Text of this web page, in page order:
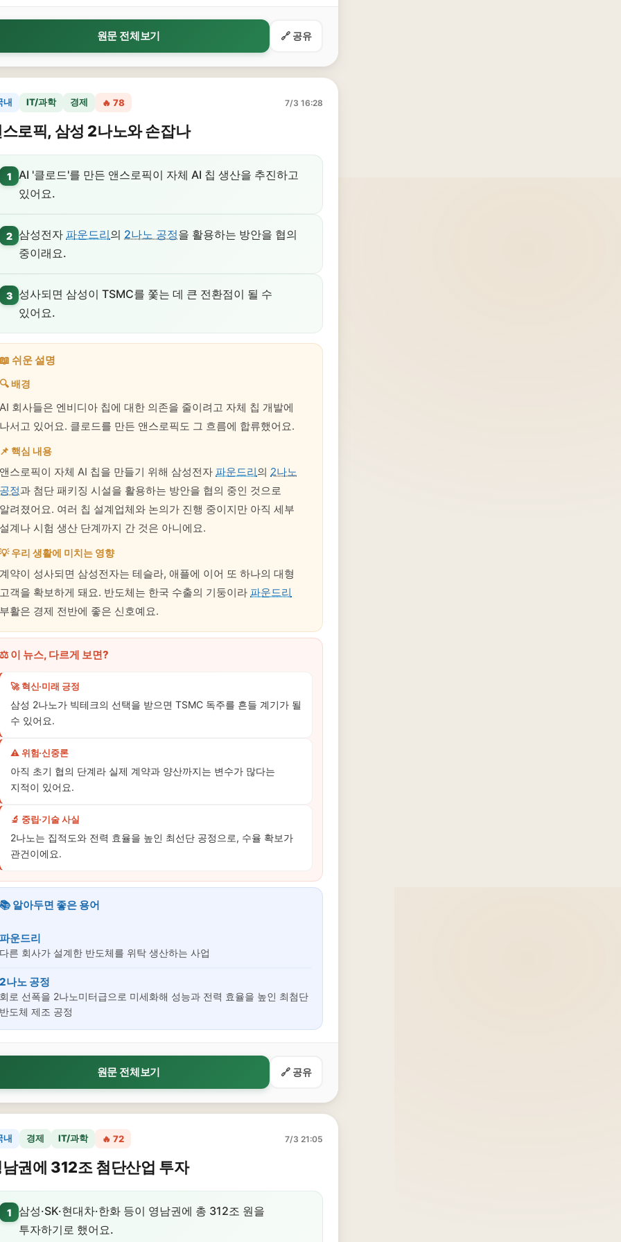
원문 전체보기 🔗 공유
내 IT/과학 경제 🔥 78 7/3 16:28
로픽, 삼성 2나노와 손잡나
1
AI '클로드'를 만든 앤스로픽이 자체 AI 칩 생산을 추진하고
있어요.
2 삼성전자 파운드리의 2나노 공정을 활용하는 방안을 협의
중이래요.
3
성사되면 삼성이 TSMC를 쫓는 데 큰 전환점이 될 수
있어요.
📖 쉬운 설명
🔍 배경
AI 회사들은 엔비디아 칩에 대한 의존을 줄이려고 자체 칩 개발에
나서고 있어요. 클로드를 만든 앤스로픽도 그 흐름에 합류했어요.
📌 핵심 내용
앤스로픽이 자체 AI 칩을 만들기 위해 삼성전자 파운드리의 2나노
공정과 첨단 패키징 시설을 활용하는 방안을 협의 중인 것으로
알려졌어요. 여러 칩 설계업체와 논의가 진행 중이지만 아직 세부
설계나 시험 생산 단계까지 간 것은 아니에요.
💡 우리 생활에 미치는 영향
계약이 성사되면 삼성전자는 테슬라, 애플에 이어 또 하나의 대형
고객을 확보하게 돼요. 반도체는 한국 수출의 기둥이라 파운드리
부활은 경제 전반에 좋은 신호예요.
⚖️ 이 뉴스, 다르게 보면?
🚀 혁신·미래 긍정
삼성 2나노가 빅테크의 선택을 받으면 TSMC 독주를 흔들 계기가 될
수 있어요.
⚠️ 위험·신중론
아직 초기 협의 단계라 실제 계약과 양산까지는 변수가 많다는
지적이 있어요.
🔬 중립·기술 사실
2나노는 집적도와 전력 효율을 높인 최선단 공정으로, 수율 확보가
관건이에요.
📚 알아두면 좋은 용어
파운드리
다른 회사가 설계한 반도체를 위탁 생산하는 사업
2나노 공정
회로 선폭을 2나노미터급으로 미세화해 성능과 전력 효율을 높인 최첨단
반도체 제조 공정
원문 전체보기 🔗 공유
내 경제 IT/과학 🔥 72 7/3 21:05
권에 312조 첨단산업 투자
1
삼성·SK·현대차·한화 등이 영남권에 총 312조 원을
투자하기로 했어요.